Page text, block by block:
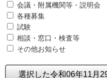
会議・附属機関等・説明会
各種募集
試験
相談・窓口・検査等
その他お知らせ
選択した令和06年11月